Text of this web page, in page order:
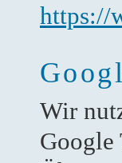
https://
Wir
Google